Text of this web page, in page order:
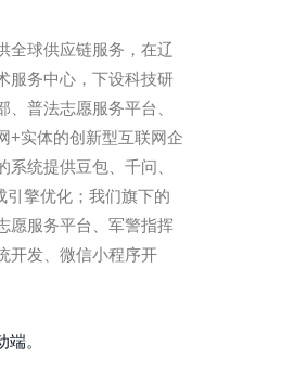
全球供应链服务，在辽
服务中心，下设科技研
普法志愿服务平台、
+实体的创新型互联网企
统提供豆包、千问、
引擎优化；我们旗下的
愿服务平台、军警指挥
开发、微信小程序开
。